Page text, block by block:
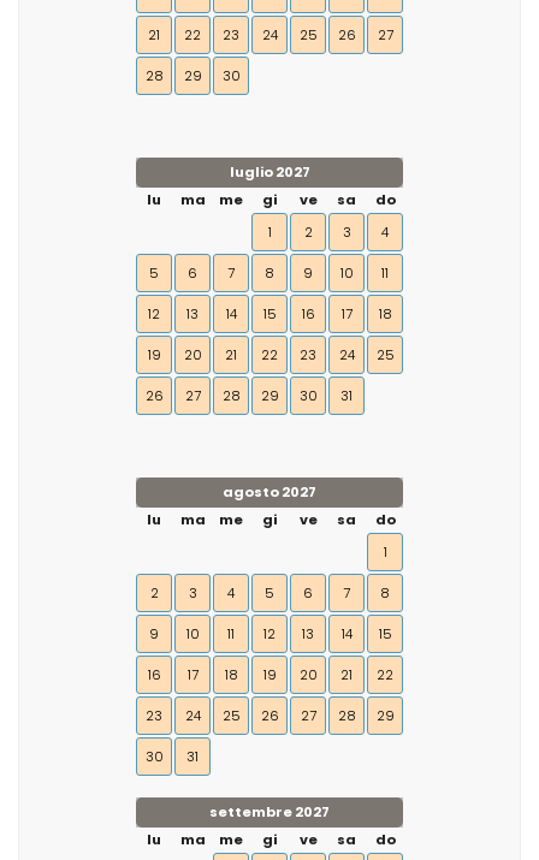
21 22 23 24 25 26 27
28 29 30
luglio 2027
lu
ma me gi ve sa
do
1
2 3 4
5 6 7 8 9 10 11
12 13 14 15 16 17 18
19 20 21 22 23 24 25
26 27 28 29 30 31
agosto 2027
lu
ma me gi ve sa
do
1
2 3 4 5 6 7 8
9 10 11 12 13 14 15
16 17 18 19 20 21 22
23 24 25 26 27 28 29
30 31
settembre 2027
lu
ma me gi ve sa
do